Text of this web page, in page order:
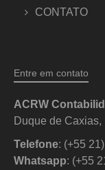
CONTATO
Entre em contato
ACRW
Duque de Caxias,
Telefone: (+55
Whatsapp: (+55